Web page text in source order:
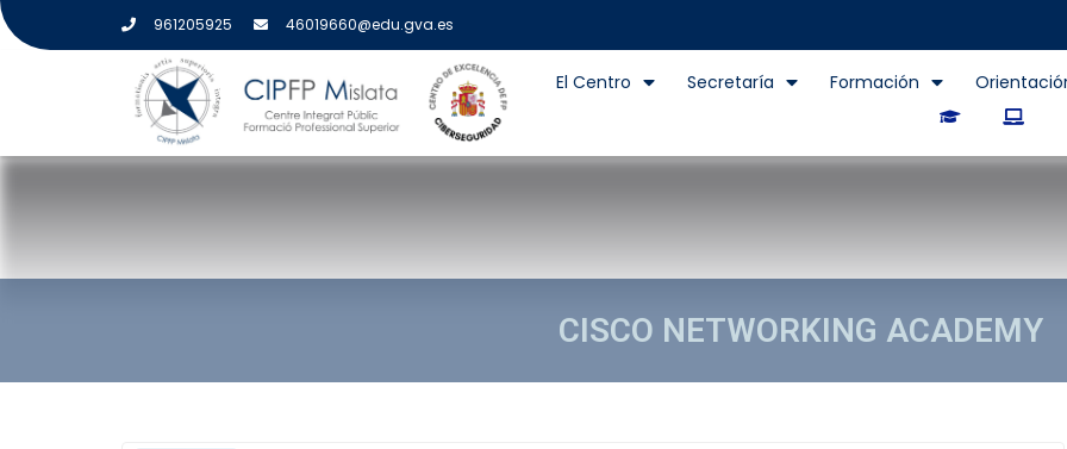
961205925 46019660@edu.gva.es
El Centro Secretaría Formación
CISCO NETWORKING ACADEMY